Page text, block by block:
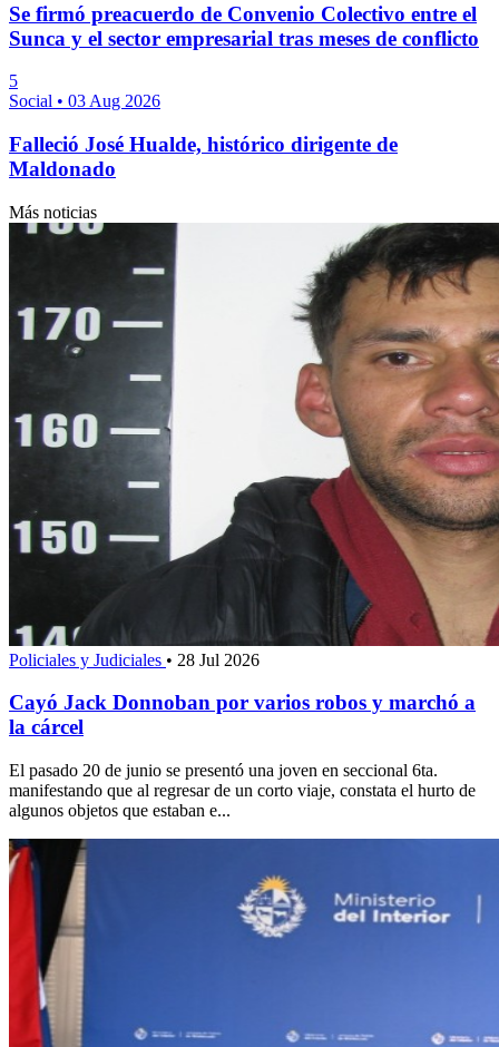
Se firmó preacuerdo de Convenio Colectivo entre el
Sunca y el sector empresarial tras meses de conflicto
5
Social • 03 Aug 2026
Falleció José Hualde, histórico dirigente de
Maldonado
Más noticias
Policiales y Judiciales • 28 Jul 2026
Cayó Jack Donnoban por varios robos y marchó a
la cárcel
El pasado 20 de junio se presentó una joven en seccional 6ta.
manifestando que al regresar de un corto viaje, constata el hurto de
algunos objetos que estaban e...